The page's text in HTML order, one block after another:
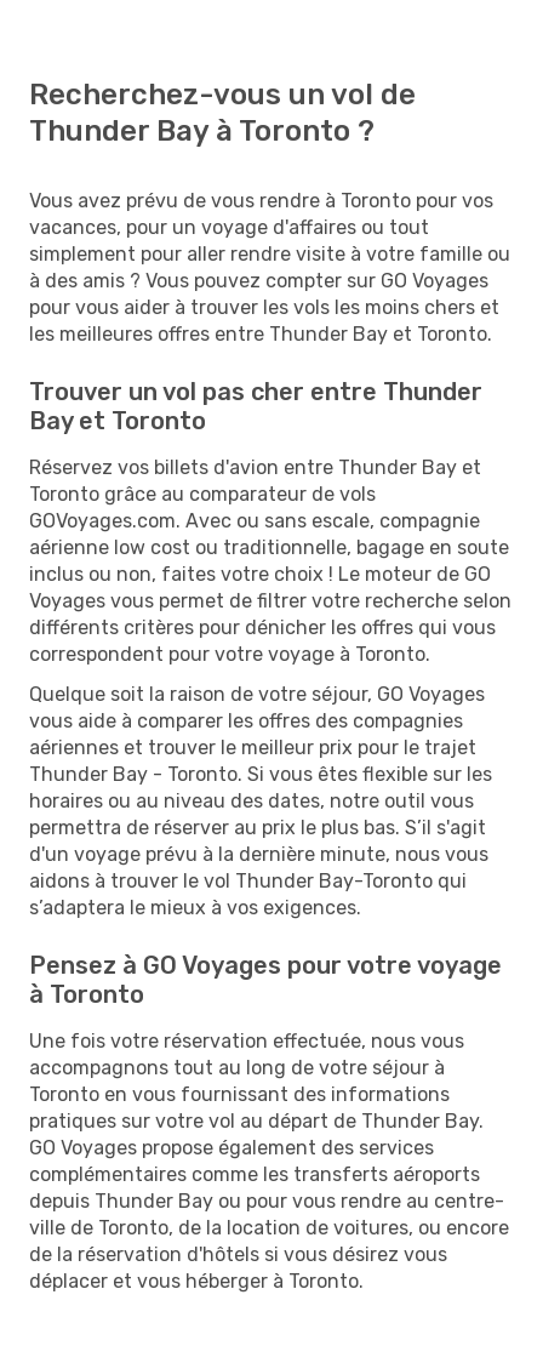
Recherchez-vous un vol de
Thunder Bay à Toronto ?
Vous avez prévu de vous rendre à Toronto pour vos
vacances, pour un voyage d'affaires ou tout
simplement pour aller rendre visite à votre famille ou
à des amis ? Vous pouvez compter sur GO Voyages
pour vous aider à trouver les vols les moins chers et
les meilleures offres entre Thunder Bay et Toronto.
Trouver un vol pas cher entre Thunder
Bay et Toronto
Réservez vos billets d'avion entre Thunder Bay et
Toronto grâce au comparateur de vols
GOVoyages.com. Avec ou sans escale, compagnie
aérienne low cost ou traditionnelle, bagage en soute
inclus ou non, faites votre choix ! Le moteur de GO
Voyages vous permet de filtrer votre recherche selon
différents critères pour dénicher les offres qui vous
correspondent pour votre voyage à Toronto.
Quelque soit la raison de votre séjour, GO Voyages
vous aide à comparer les offres des compagnies
aériennes et trouver le meilleur prix pour le trajet
Thunder Bay - Toronto. Si vous êtes flexible sur les
horaires ou au niveau des dates, notre outil vous
permettra de réserver au prix le plus bas. S’il s'agit
d'un voyage prévu à la dernière minute, nous vous
aidons à trouver le vol Thunder Bay-Toronto qui
s’adaptera le mieux à vos exigences.
Pensez à GO Voyages pour votre voyage
à Toronto
Une fois votre réservation effectuée, nous vous
accompagnons tout au long de votre séjour à
Toronto en vous fournissant des informations
pratiques sur votre vol au départ de Thunder Bay.
GO Voyages propose également des services
complémentaires comme les transferts aéroports
depuis Thunder Bay ou pour vous rendre au centre-
ville de Toronto, de la location de voitures, ou encore
de la réservation d'hôtels si vous désirez vous
déplacer et vous héberger à Toronto.